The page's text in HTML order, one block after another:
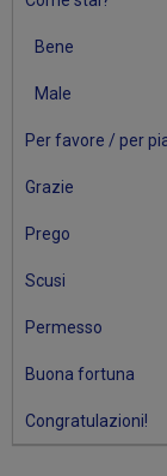
Bene
Male
Per favore / per
Grazie
Prego
Scusi
Permesso
Buona fortuna
Congratulazioni!